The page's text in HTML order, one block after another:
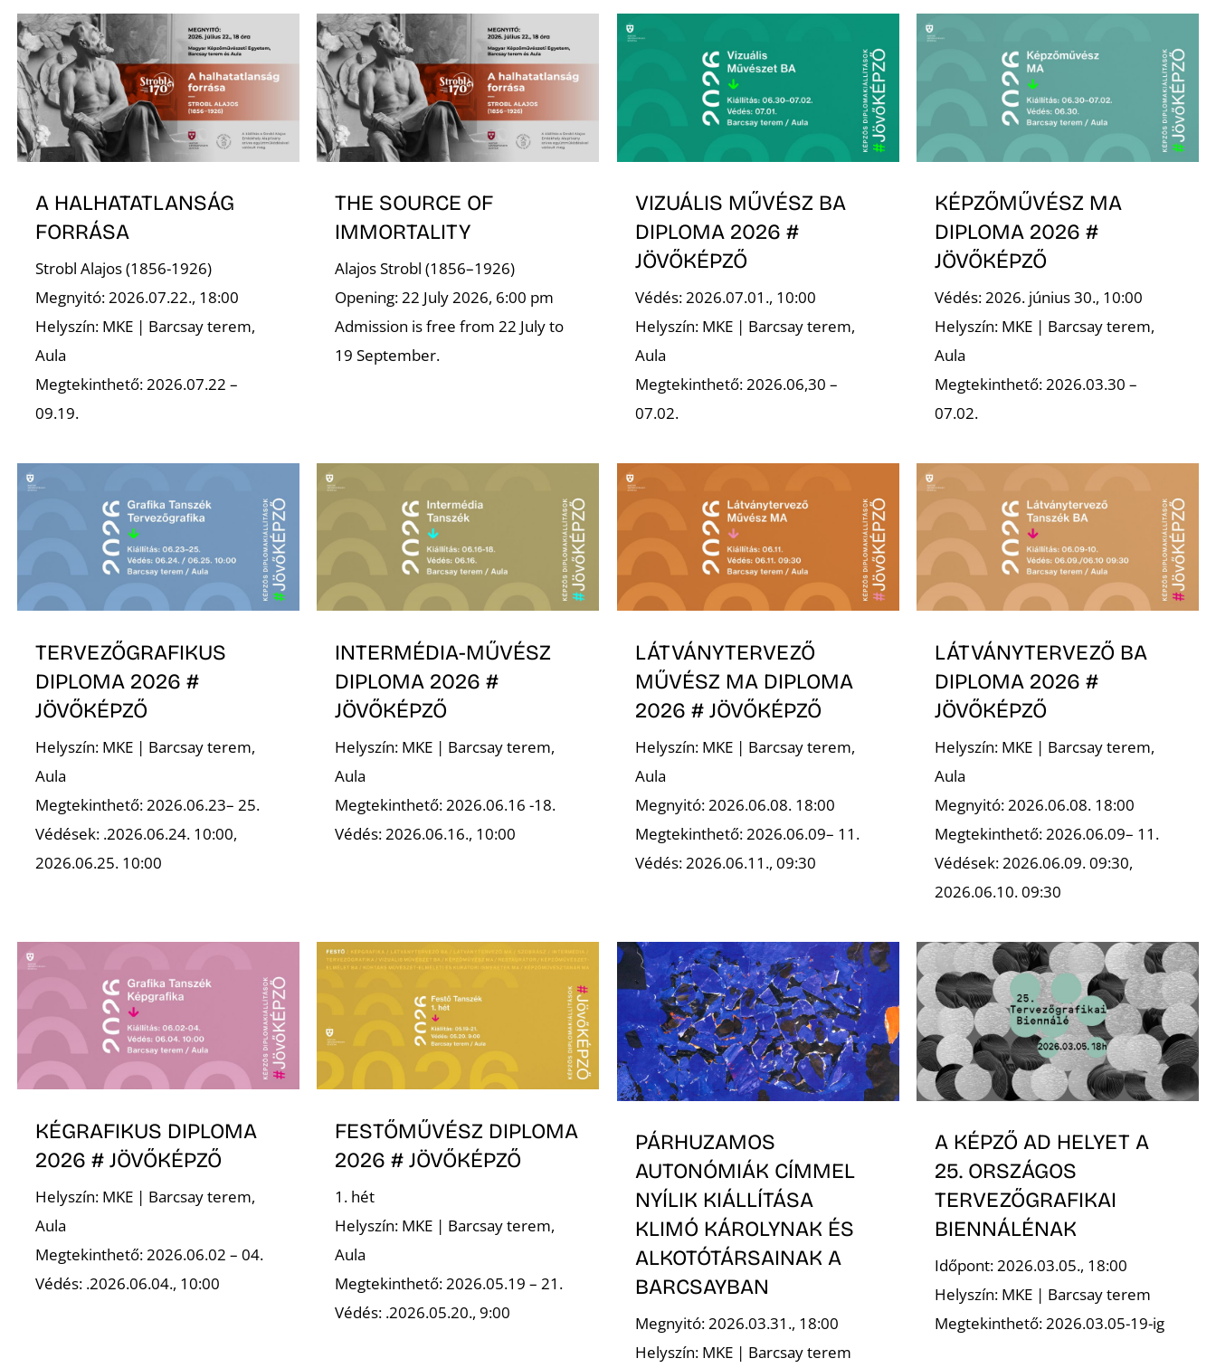
A HALHATATLANSÁG
FORRÁSA
Strobl Alajos (1856-1926)
Megnyitó: 2026.07.22., 18:00
Helyszín: MKE | Barcsay terem,
Aula
Megtekinthető: 2026.07.22 –
09.19.
THE SOURCE OF
IMMORTALITY
Alajos Strobl (1856–1926)
Opening: 22 July 2026, 6:00 pm
Admission is free from 22 July to
19 September.
VIZUÁLIS MŰVÉSZ BA
DIPLOMA 2026 #
JÖVŐKÉPZŐ
Védés: 2026.07.01., 10:00
Helyszín: MKE | Barcsay terem,
Aula
Megtekinthető: 2026.06,30 –
07.02.
KÉPZŐMŰVÉSZ MA
DIPLOMA 2026 #
JÖVŐKÉPZŐ
Védés: 2026. június 30., 10:00
Helyszín: MKE | Barcsay terem,
Aula
Megtekinthető: 2026.03.30 –
07.02.
TERVEZŐGRAFIKUS
DIPLOMA 2026 #
JÖVŐKÉPZŐ
Helyszín: MKE | Barcsay terem,
Aula
Megtekinthető: 2026.06.23– 25.
Védések: .2026.06.24. 10:00,
2026.06.25. 10:00
INTERMÉDIA-MŰVÉSZ
DIPLOMA 2026 #
JÖVŐKÉPZŐ
Helyszín: MKE | Barcsay terem,
Aula
Megtekinthető: 2026.06.16 -18.
Védés: 2026.06.16., 10:00
LÁTVÁNYTERVEZŐ
MŰVÉSZ MA DIPLOMA
2026 # JÖVŐKÉPZŐ
Helyszín: MKE | Barcsay terem,
Aula
Megnyitó: 2026.06.08. 18:00
Megtekinthető: 2026.06.09– 11.
Védés: 2026.06.11., 09:30
LÁTVÁNYTERVEZŐ BA
DIPLOMA 2026 #
JÖVŐKÉPZŐ
Helyszín: MKE | Barcsay terem,
Aula
Megnyitó: 2026.06.08. 18:00
Megtekinthető: 2026.06.09– 11.
Védések: 2026.06.09. 09:30,
2026.06.10. 09:30
KÉGRAFIKUS DIPLOMA
2026 # JÖVŐKÉPZŐ
Helyszín: MKE | Barcsay terem,
Aula
Megtekinthető: 2026.06.02 – 04.
Védés: .2026.06.04., 10:00
FESTŐMŰVÉSZ DIPLOMA
2026 # JÖVŐKÉPZŐ
1. hét
Helyszín: MKE | Barcsay terem,
Aula
Megtekinthető: 2026.05.19 – 21.
Védés: .2026.05.20., 9:00
PÁRHUZAMOS
AUTONÓMIÁK CÍMMEL
NYÍLIK KIÁLLÍTÁSA
KLIMÓ KÁROLYNAK ÉS
ALKOTÓTÁRSAINAK A
BARCSAYBAN
Megnyitó: 2026.03.31., 18:00
Helyszín: MKE | Barcsay terem
A KÉPZŐ AD HELYET A
25. ORSZÁGOS
TERVEZŐGRAFIKAI
BIENNÁLÉNAK
Időpont: 2026.03.05., 18:00
Helyszín: MKE | Barcsay terem
Megtekinthető: 2026.03.05-19-ig